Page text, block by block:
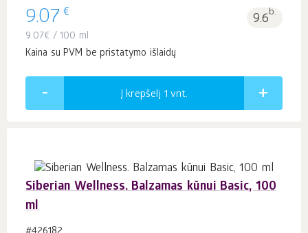
9.07 € 9.6b.
9.07€ / 100 ml
Kaina su PVM be pristatymo išlaidų
Į krepšelį 1 vnt.
Siberian Wellness. Balzamas kūnui Basic, 100
ml